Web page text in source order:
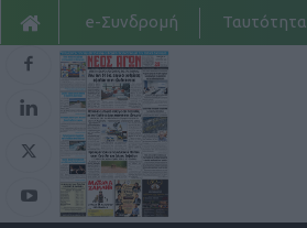
e-Συνδρομή Ταυτότητα